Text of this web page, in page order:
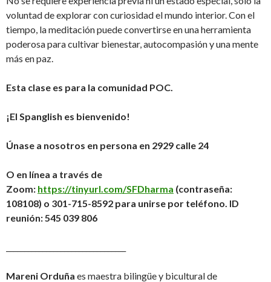
voluntad de explorar con curiosidad el mundo interior. Con el
tiempo, la meditación puede convertirse en una herramienta
poderosa para cultivar bienestar, autocompasión y una mente
más en paz.
Esta clase es para la comunidad POC.
¡El Spanglish es bienvenido!
Únase a nosotros en persona en 2929 calle 24
O en línea a través de
Zoom: https://tinyurl.com/SFDharma (contraseña:
108108) o 301-715-8592 para unirse por teléfono. ID
reunión: 545 039 806
Mareni Orduña es maestra bilingüe y bicultural de